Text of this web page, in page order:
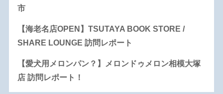
市
【海老名店OPEN】TSUTAYA BOOK STORE /
SHARE LOUNGE 訪問レポート
【愛犬用メロンパン？】メロンドゥメロン相模大塚
店 訪問レポート！